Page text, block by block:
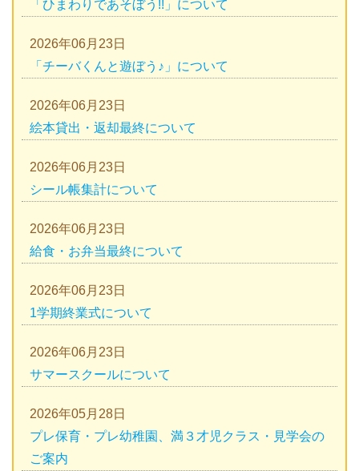
「ひまわりであそぼう!!」について
2026年06月23日
「チーバくんと遊ぼう♪」について
2026年06月23日
絵本貸出・返却最終について
2026年06月23日
シール帳集計について
2026年06月23日
給食・お弁当最終について
2026年06月23日
1学期終業式について
2026年06月23日
サマースクールについて
2026年05月28日
プレ保育・プレ幼稚園、満３才児クラス・見学会の
ご案内